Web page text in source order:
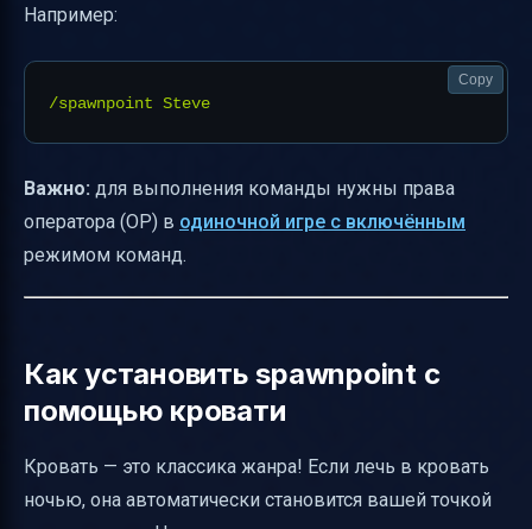
Например:
Copy
Важно: для выполнения команды нужны права
оператора (OP) в одиночной игре с включённым
режимом команд.
Как установить spawnpoint с
помощью кровати
Кровать — это классика жанра! Если лечь в кровать
ночью, она автоматически становится вашей точкой